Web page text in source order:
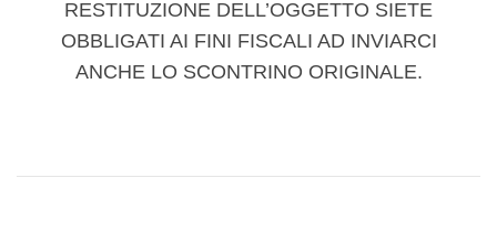
RESTITUZIONE DELL’OGGETTO SIETE
OBBLIGATI AI FINI FISCALI AD INVIARCI
ANCHE LO SCONTRINO ORIGINALE.